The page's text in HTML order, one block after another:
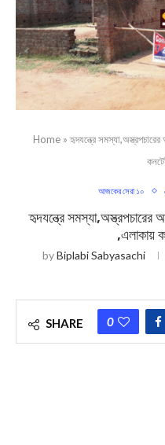
Home»হৃদযন্ত্রে
আজকের সেরা ১০
হৃদযন্ত্রে সমস্যা,অস্ত্রপচারের
,এলাকায়
byBiplabi Sabyasachi
SHARE 0